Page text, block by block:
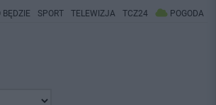
BĘDZIE SPORT TELEWIZJA TCZ24 POGODA